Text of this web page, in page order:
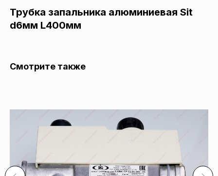
Трубка запальника алюминиевая Sit
d6мм L400мм
Смотрите также